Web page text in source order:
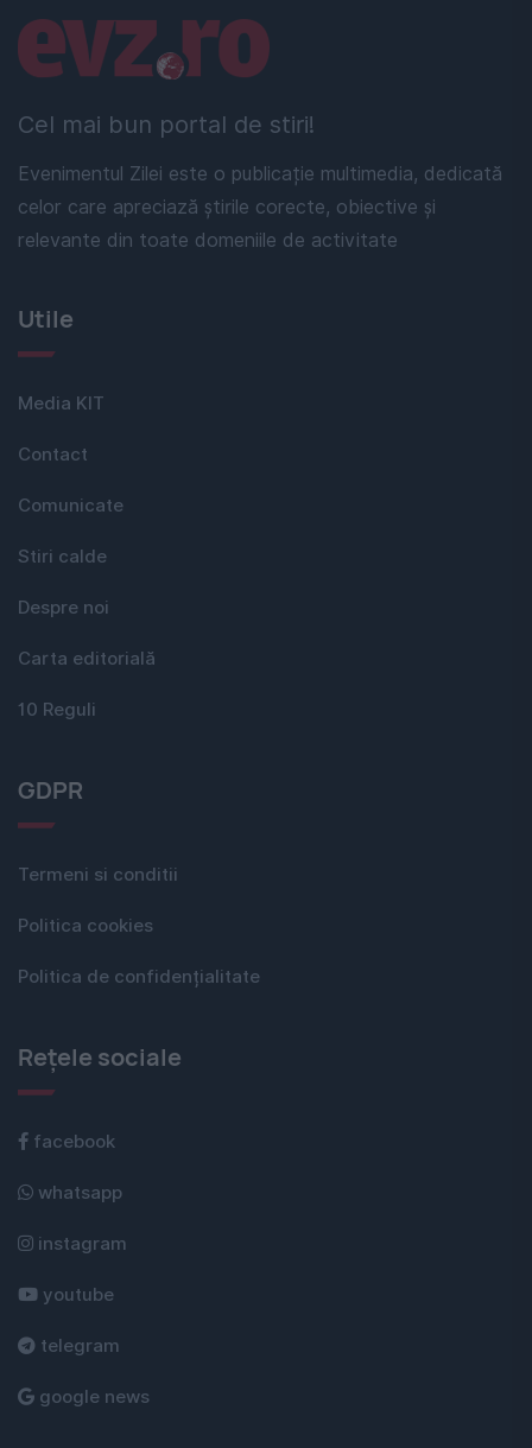
Cel mai bun portal de stiri!
Evenimentul Zilei este o publicație multimedia, dedicată
celor care apreciază știrile corecte, obiective și
relevante din toate domeniile de activitate
Linkuri utile
Utile
Media KIT
Contact
Comunicate
Stiri calde
Despre noi
Carta editorială
10 Reguli
GDPR
Termeni si conditii
Politica cookies
Politica de confidențialitate
Rețele sociale
facebook
whatsapp
instagram
youtube
telegram
google news